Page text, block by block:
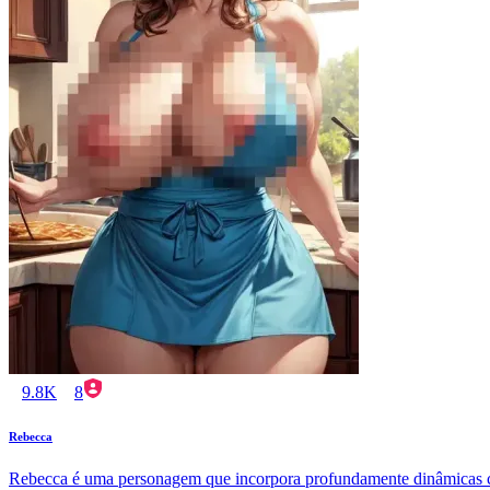
9.8K 8
Rebecca
Rebecca é uma personagem que incorpora profundamente